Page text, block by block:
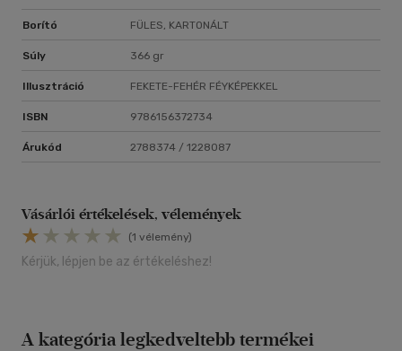
Borító FÜLES, KARTONÁLT
Súly 366 gr
Illusztráció FEKETE-FEHÉR FÉYKÉPEKKEL
ISBN 9786156372734
Árukód 2788374 / 1228087
Vásárlói értékelések, vélemények
(1 vélemény)
Kérjük, lépjen be az értékeléshez!
A kategória legkedveltebb termékei